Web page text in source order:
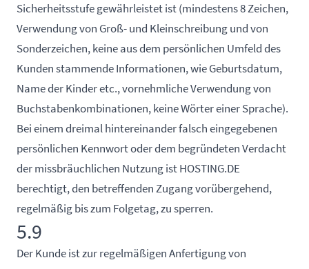
Sicherheitsstufe gewährleistet ist (mindestens 8 Zeichen,
Verwendung von Groß- und Kleinschreibung und von
Sonderzeichen, keine aus dem persönlichen Umfeld des
Kunden stammende Informationen, wie Geburtsdatum,
Name der Kinder etc., vornehmliche Verwendung von
Buchstabenkombinationen, keine Wörter einer Sprache).
Bei einem dreimal hintereinander falsch eingegebenen
persönlichen Kennwort oder dem begründeten Verdacht
der missbräuchlichen Nutzung ist HOSTING.DE
berechtigt, den betreffenden Zugang vorübergehend,
regelmäßig bis zum Folgetag, zu sperren.
5.9
Der Kunde ist zur regelmäßigen Anfertigung von